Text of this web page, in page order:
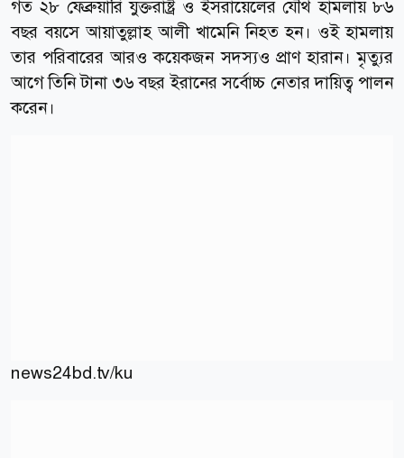
গত ২৮ ফেব্রুয়ারি যুক্তরাষ্ট্র ও ইসরায়েলের যৌথ হামলায় ৮৬
বছর বয়সে আয়াতুল্লাহ আলী খামেনি নিহত হন। ওই হামলায়
তার পরিবারের আরও কয়েকজন সদস্যও প্রাণ হারান। মৃত্যুর
আগে তিনি টানা ৩৬ বছর ইরানের সর্বোচ্চ নেতার দায়িত্ব পালন
করেন।
news24bd.tv/ku